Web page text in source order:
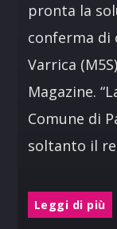
pronta la
conferma di
Varrica
Magazine.
Comune di
soltanto il
Leggi di più